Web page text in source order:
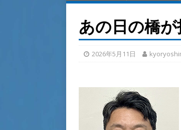
あの日の橋
2026年5月11日